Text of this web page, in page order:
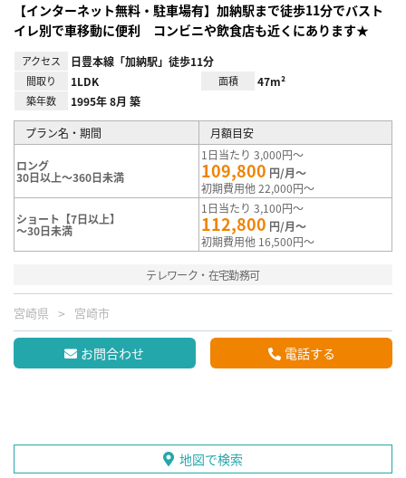
【インターネット無料・駐車場有】加納駅まで徒歩11分でバスト
イレ別で車移動に便利 コンビニや飲食店も近くにあります★
アクセス 日豊本線「加納駅」徒歩11分
間取り 1LDK 面積 47m²
築年数 1995年 8月 築
プラン名・期間 月額目安
ロング
30日以上～360日未満
1日当たり 3,000円～
109,800 円/月～
初期費用他 22,000円～
ショート【7日以上】
～30日未満
1日当たり 3,100円～
112,800 円/月～
初期費用他 16,500円～
テレワーク・在宅勤務可
宮崎県 宮崎市
お問合わせ 電話する
地図で検索